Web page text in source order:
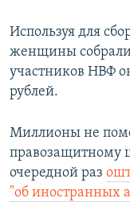
Используя для
женщины собрали
участников НВФ
рублей.
Миллионы не
правозащитному
очередной раз
"об иностранных